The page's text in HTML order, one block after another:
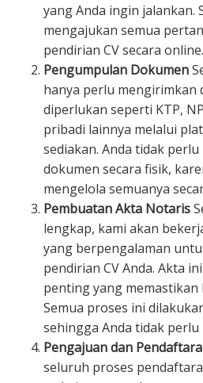
yang Anda ingin jalankan.
mengajukan semua
pendirian CV secara online.
Pengumpulan Dokumen
hanya perlu mengirimkan
diperlukan seperti KTP,
pribadi lainnya melalui
sediakan. Anda tidak
dokumen secara fisik,
mengelola semuanya
Pembuatan Akta Notaris
lengkap, kami akan
yang berpengalaman
pendirian CV Anda. Akta
penting yang memastikan
Semua proses ini
sehingga Anda tidak
Pengajuan dan
seluruh proses